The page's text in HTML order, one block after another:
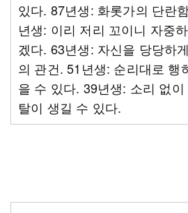
있다. 87년생: 화롯가의 단란
년생: 이리 저리 꼬이니 자중
겠다. 63년생: 자신을 당당하
의 관건. 51년생: 순리대로 행
을 수 있다. 39년생: 소리 없
탈이 생길 수 있다.